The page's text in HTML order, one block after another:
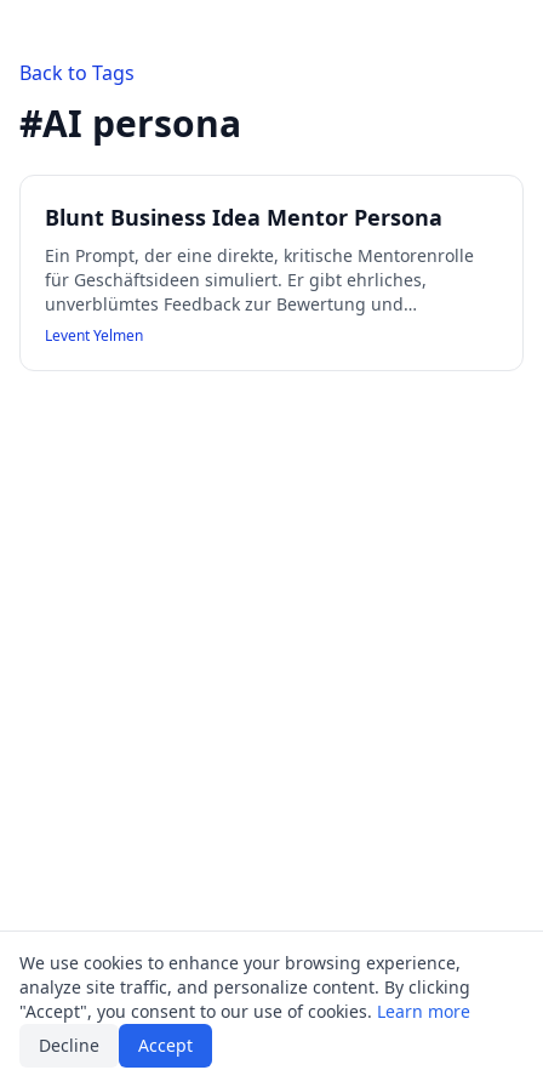
Back to Tags
#AI persona
Blunt Business Idea Mentor Persona
Ein Prompt, der eine direkte, kritische Mentorenrolle
für Geschäftsideen simuliert. Er gibt ehrliches,
unverblümtes Feedback zur Bewertung und
Verbesserung von Geschäftsideen, ohne
korrekt. Der Mentor fordert bei fehlenden
Levent Yelmen
We use cookies to enhance your browsing experience,
analyze site traffic, and personalize content. By clicking
"Accept", you consent to our use of cookies. Learn more
Decline
Accept